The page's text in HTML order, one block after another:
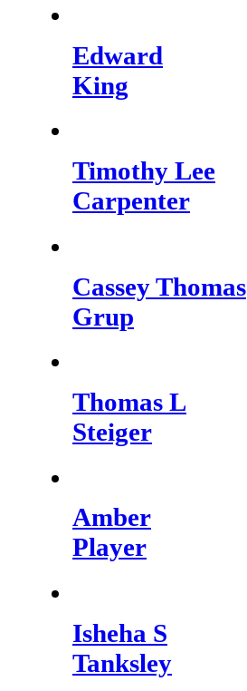
Edward
King
Timothy Lee
Carpenter
Cassey Thomas
Grup
Thomas L
Steiger
Amber
Player
Isheha S
Tanksley